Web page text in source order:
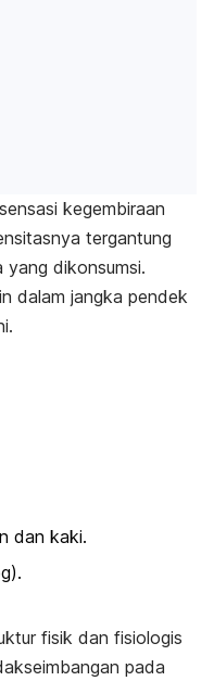
kegembiraan
tergantung
dikonsumsi.
dalam jangka pendek
dan kaki.
).
fisik dan fisiologis
pada